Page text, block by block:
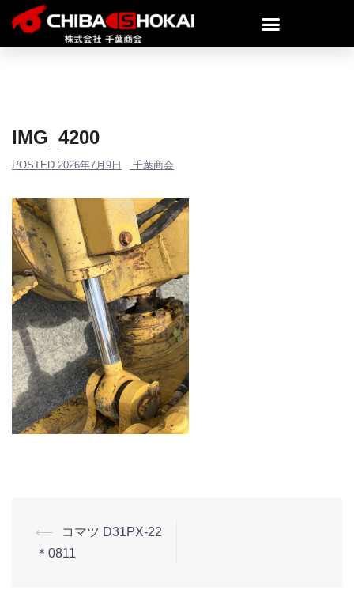
IMG_4200
POSTED 2026年7月9日 千葉商会
⟵
コマツ D31PX-22
＊0811